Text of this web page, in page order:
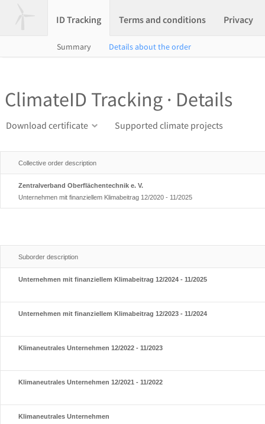
ID Tracking Terms and conditions Privacy
Summary Details about the order
ClimateID Tracking · Details
Download certificate Supported climate projects
Collective order description
Zentralverband Oberflächentechnik e. V.
Unternehmen mit finanziellem Klimabeitrag 12/2020 - 11/2025
Suborder description
Unternehmen mit finanziellem Klimabeitrag 12/2024 - 11/2025
Unternehmen mit finanziellem Klimabeitrag 12/2023 - 11/2024
Klimaneutrales Unternehmen 12/2022 - 11/2023
Klimaneutrales Unternehmen 12/2021 - 11/2022
Klimaneutrales Unternehmen